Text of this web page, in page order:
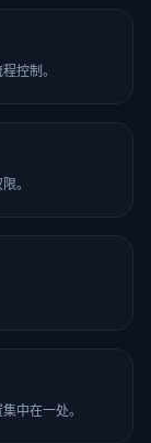
控制。
。
中在一处。